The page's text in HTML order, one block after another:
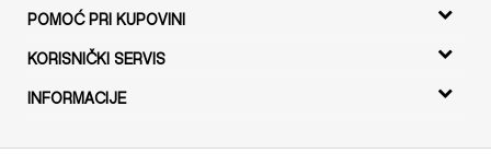
POMOĆ PRI KUPOVINI
Uslovi korišćenja i prodaje
Uputstvo za Online kupovinu
KORISNIČKI SERVIS
Isporuka
Povrat novca
INFORMACIJE